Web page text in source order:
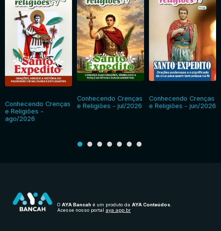
Conhecendo Crenças
e Religiões -
ago/2026
Conhecendo Crenças
e Religiões - jul/2026
Conhecendo Crenças
e Religiões - jun/2026
O AYA Bancah é um produto da AYA Conteúdos
Acesse nosso portal aya.app.br